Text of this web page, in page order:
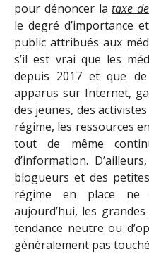
pour dénoncer lataxe
le degré d’importance
public attribués aux
s’il est vrai que les
depuis 2017 et que
apparus sur Internet,
des jeunes, des
régime, les ressources
tout de même
d’information.
blogueurs et des
régime en place ne
aujourd’hui, les
tendance neutre ou
généralement pas